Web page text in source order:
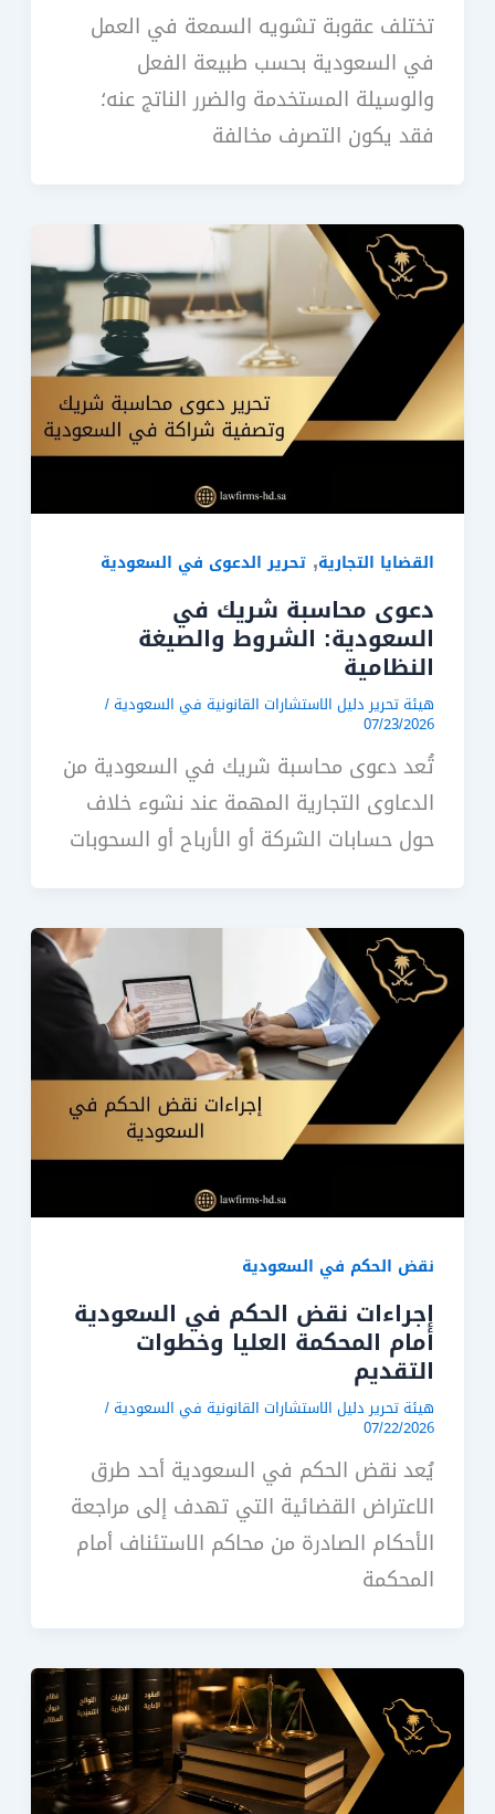
تختلف عقوبة تشويه السمعة في العمل
في السعودية بحسب طبيعة الفعل
والوسيلة المستخدمة والضرر الناتج عنه؛
فقد يكون التصرف مخالفة
القضايا التجارية, تحرير الدعوى في السعودية
دعوى محاسبة شريك في
السعودية: الشروط والصيغة
النظامية
هيئة تحرير دليل الاستشارات القانونية في السعودية /
07/23/2026
تُعد دعوى محاسبة شريك في السعودية من
الدعاوى التجارية المهمة عند نشوء خلاف
حول حسابات الشركة أو الأرباح أو السحوبات
نقض الحكم في السعودية
إجراءات نقض الحكم في السعودية
أمام المحكمة العليا وخطوات
التقديم
هيئة تحرير دليل الاستشارات القانونية في السعودية /
07/22/2026
يُعد نقض الحكم في السعودية أحد طرق
الاعتراض القضائية التي تهدف إلى مراجعة
الأحكام الصادرة من محاكم الاستئناف أمام
المحكمة